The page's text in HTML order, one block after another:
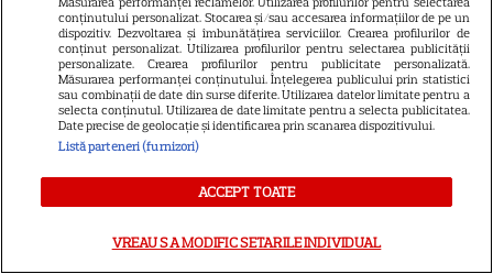
conținutului personalizat. Stocarea și/sau accesarea informațiilor de pe un
dispozitiv. Dezvoltarea și îmbunătățirea serviciilor. Crearea profilurilor de
conținut personalizat. Utilizarea profilurilor pentru selectarea publicității
personalizate. Crearea profilurilor pentru publicitate personalizată.
Măsurarea performanței conținutului. Înțelegerea publicului prin statistici
sau combinații de date din surse diferite. Utilizarea datelor limitate pentru a
selecta conținutul. Utilizarea de date limitate pentru a selecta publicitatea.
Date precise de geolocație și identificarea prin scanarea dispozitivului.
Listă parteneri (furnizori)
ACCEPT TOATE
VREAU SA MODIFIC SETARILE INDIVIDUAL